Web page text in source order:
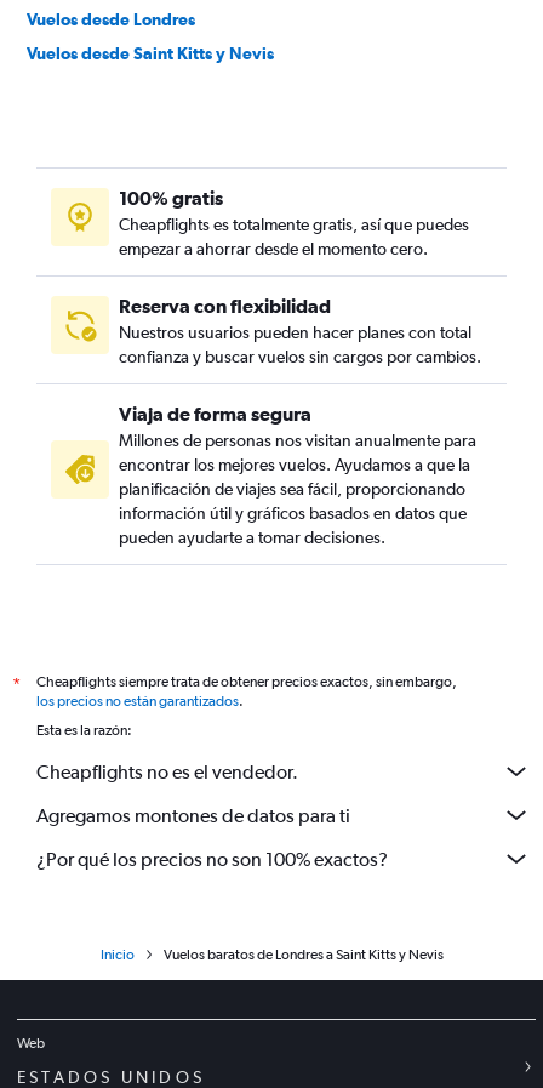
Vuelos desde Londres
Vuelos desde Saint Kitts y Nevis
100% gratis
Cheapflights es totalmente gratis, así que puedes
empezar a ahorrar desde el momento cero.
Reserva con flexibilidad
Nuestros usuarios pueden hacer planes con total
confianza y buscar vuelos sin cargos por cambios.
Viaja de forma segura
Millones de personas nos visitan anualmente para
encontrar los mejores vuelos. Ayudamos a que la
planificación de viajes sea fácil, proporcionando
información útil y gráficos basados en datos que
pueden ayudarte a tomar decisiones.
*
Cheapflights siempre trata de obtener precios exactos, sin embargo,
los precios no están garantizados.
Esta es la razón:
Cheapflights no es el vendedor.
Agregamos montones de datos para ti
¿Por qué los precios no son 100% exactos?
Inicio Vuelos baratos de Londres a Saint Kitts y Nevis
Web
ESTADOS UNIDOS